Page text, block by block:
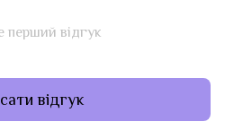
перший відгук
відгук